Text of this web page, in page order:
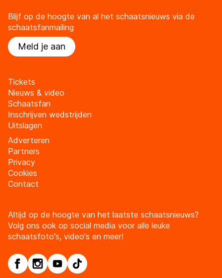
Blijf op de hoogte van al het schaatsnieuws via de
schaatsfanmailing
Meld je aan
Tickets
Nieuws & video
Schaatsfan
Inschrijven wedstrijden
Uitslagen
Adverteren
Partners
Privacy
Cookies
Contact
Altijd op de hoogte van het laatste schaatsnieuws?
Volg ons ook op social media voor alle leuke
schaatsfoto's, video's en meer!